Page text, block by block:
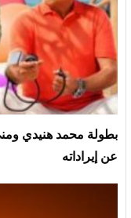
بطولة محمد هنيدي
عن إيراداته